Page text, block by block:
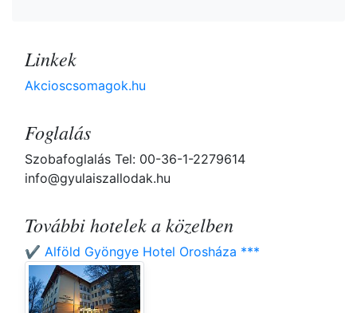
Linkek
Akcioscsomagok.hu
Foglalás
Szobafoglalás Tel: 00-36-1-2279614
info@gyulaiszallodak.hu
További hotelek a közelben
✔️ Alföld Gyöngye Hotel Orosháza ***